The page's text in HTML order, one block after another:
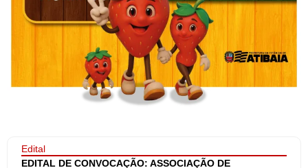
Edital
EDITAL DE CONVOCAÇÃO: ASSOCIAÇÃO DE